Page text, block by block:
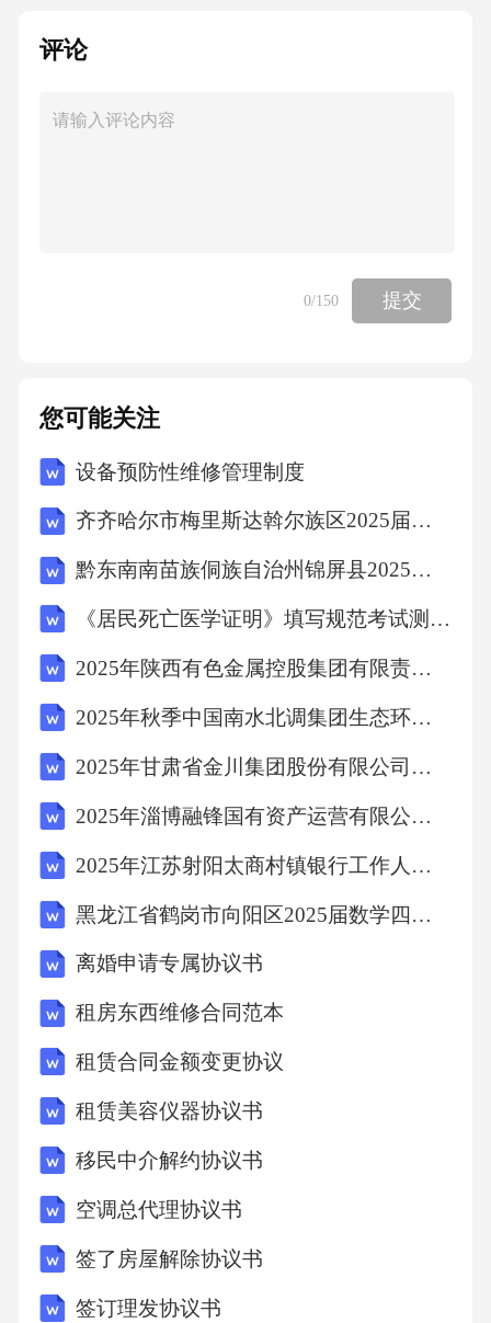
拒，乙方应退还甲方已支付的全部服务费用，
方为留学准备已支付的各项费用、预期利益损
间向甲方通报留学申请、语言培训及签证申请
的进展情况，每逾期一次，应按照本协议约定
决均适用中华人民共和国民法典及相关法律法
规的规定。2.甲乙双方在履行本协议过程中如发
生争议，应首先通过友好协商解决；协商不成
起诉讼。六、其他条款1.本协议自双方签字（或
盖章）之日起生效，一式两份，甲乙双方各执
一份，具有同等法律效力。2.本协议是主合同的
补充协议，与主合同具有同等法律效力。本协
评论
0/150 提交
您可能关注
设备预防性维修管理制度
齐齐哈尔市梅里斯达斡尔族区2025届数学四年级下学期期末达标测试试题（含答案）
黔东南南苗族侗族自治州锦屏县2025年数学三年级第二学期期末考试模拟试题（含解析）
《居民死亡医学证明》填写规范考试测试卷及答案
2025年陕西有色金属控股集团有限责任公司招聘（18人）笔试历年难易错考点试卷带答案解析
2025年秋季中国南水北调集团生态环保有限公司下属公司（南水北调生态环保工程有限公司）招聘拟聘人员笔试历年典型考点题库附带答案详解
2025年甘肃省金川集团股份有限公司技能操作人员社会招聘400人笔试历年常考点试题专练附带答案详解
2025年淄博融锋国有资产运营有限公司公开招聘工作人员笔试笔试历年典型考点题库附带答案详解
2025年江苏射阳太商村镇银行工作人员招聘笔试历年典型考题及考点剖析附带答案详解
黑龙江省鹤岗市向阳区2025届数学四年级第二学期期末质量检测模拟试题（含答案解析）
离婚申请专属协议书
租房东西维修合同范本
租赁合同金额变更协议
租赁美容仪器协议书
移民中介解约协议书
空调总代理协议书
签了房屋解除协议书
签订理发协议书